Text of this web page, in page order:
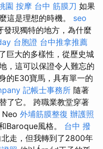
園 按摩 台中 筋膜刀 如果
這是理想的時機。 seo
發現獨特的地方，為什麼
台胞證 台中推拿推薦
巨大的多樣性，從歷史城
，這可以保證令人難忘的
的E30寶馬，具有單一的
記帳士事務所 隨著
了它。 跨職業教堂穿著
Neo 外埔筋膜整復 辦護照
Baroque風格。 台中 撥
走，但我轉到了2800年